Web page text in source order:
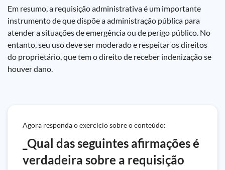
Em resumo, a requisição administrativa é um importante
instrumento de que dispõe a administração pública para
atender a situações de emergência ou de perigo público. No
entanto, seu uso deve ser moderado e respeitar os direitos
do proprietário, que tem o direito de receber indenização se
houver dano.
Agora responda o exercício sobre o conteúdo:
_Qual das seguintes afirmações é
verdadeira sobre a requisição